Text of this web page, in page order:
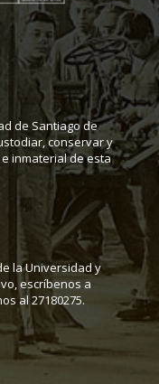
de Santiago de
conservar y
inmaterial de esta
la Universidad y
escríbenos a
al 27180275.